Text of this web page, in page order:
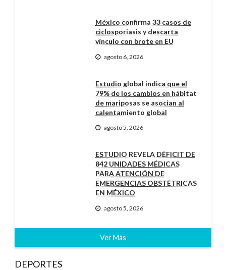
México confirma 33 casos de
ciclosporiasis y descarta
vínculo con brote en EU
agosto 6, 2026
Estudio global indica que el
79% de los cambios en hábitat
de mariposas se asocian al
calentamiento global
agosto 5, 2026
ESTUDIO REVELA DÉFICIT DE
842 UNIDADES MÉDICAS
PARA ATENCIÓN DE
EMERGENCIAS OBSTÉTRICAS
EN MÉXICO
agosto 5, 2026
Ver Más
DEPORTES